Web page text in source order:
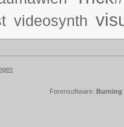
videosynth
Forensoftware: Burning